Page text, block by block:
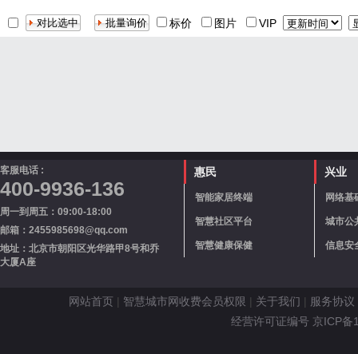
标价 图片 VIP
客服电话 :
400-9936-136
周一到周五：09:00-18:00
邮箱：2455985698@qq.com
地址：北京市朝阳区光华路甲8号和乔
大厦A座
惠民
智能家居终端
智慧社区平台
智慧健康保健
兴业
网络基
城市公
信息安
网站首页 | 智慧城市网收费会员权限 | 关于我们 | 服务协议
经营许可证编号 京ICP